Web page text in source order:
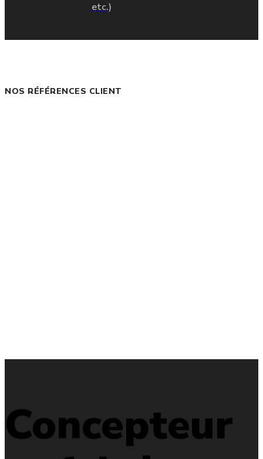
etc.)
NOS RÉFÉRENCES CLIENT
Concepteur